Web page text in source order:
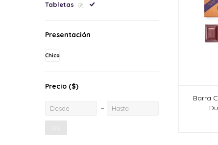
Barra
Tabletas (9)
Presentación
Chica
Precio ($)